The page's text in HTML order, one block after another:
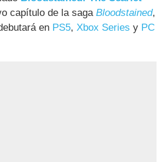
capítulo de la sagaBloodstained,
en PS5,Xbox Series y PC